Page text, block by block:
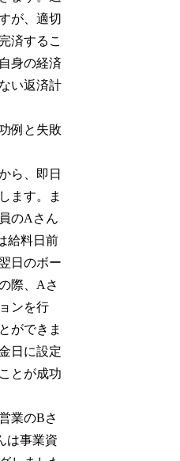
が、適切
済するこ
身の経済
い返済計
例と失敗
ら、即日
ます。ま
のAさん
給料日前
日のボー
際、Aさ
ンを行
ができま
日に設定
とが成功
業のBさ
は事業資